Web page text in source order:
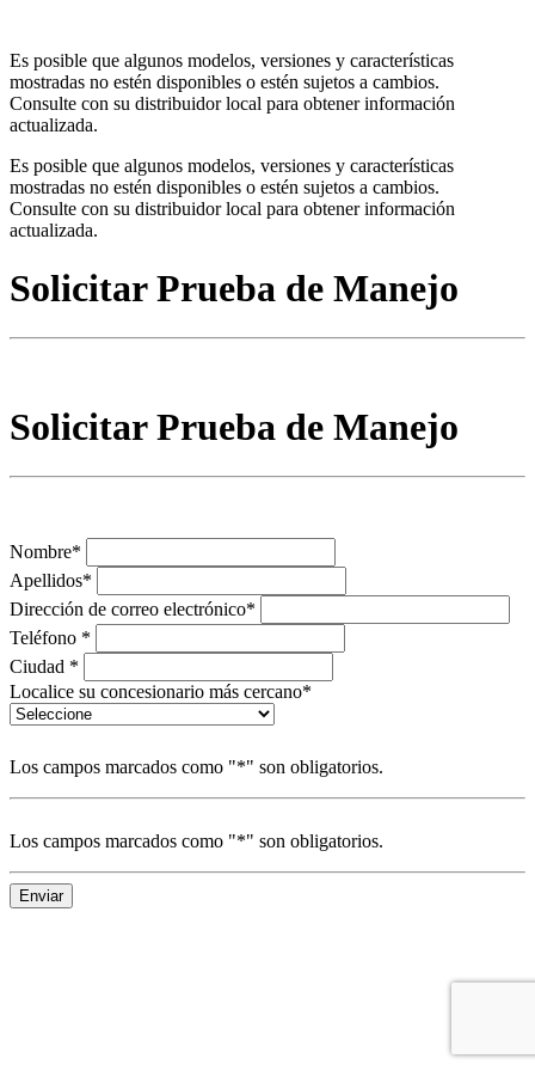
Es posible que algunos modelos, versiones y características
mostradas no estén disponibles o estén sujetos a cambios.
Consulte con su distribuidor local para obtener información
actualizada.
Es posible que algunos modelos, versiones y características
mostradas no estén disponibles o estén sujetos a cambios.
Consulte con su distribuidor local para obtener información
actualizada.
Solicitar Prueba de Manejo
Solicitar Prueba de Manejo
Nombre*
Apellidos*
Dirección de correo electrónico*
Teléfono *
Ciudad *
Localice su concesionario más cercano*
Los campos marcados como "*" son obligatorios.
Los campos marcados como "*" son obligatorios.
Enviar